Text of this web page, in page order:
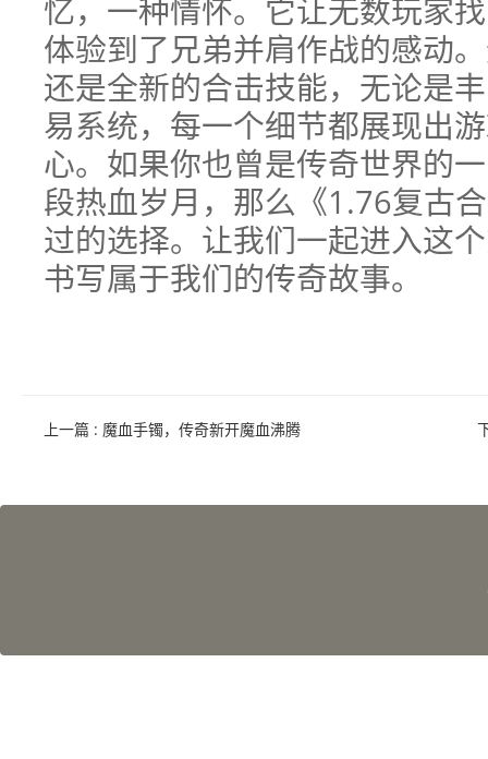
忆，一种情怀。它让无数玩家
体验到了兄弟并肩作战的感动
还是全新的合击技能，无论是
易系统，每一个细节都展现出
心。如果你也曾是传奇世界的
段热血岁月，那么《1.76复古
过的选择。让我们一起进入这
书写属于我们的传奇故事。
上一篇 : 魔血手镯，传奇新开魔血沸腾